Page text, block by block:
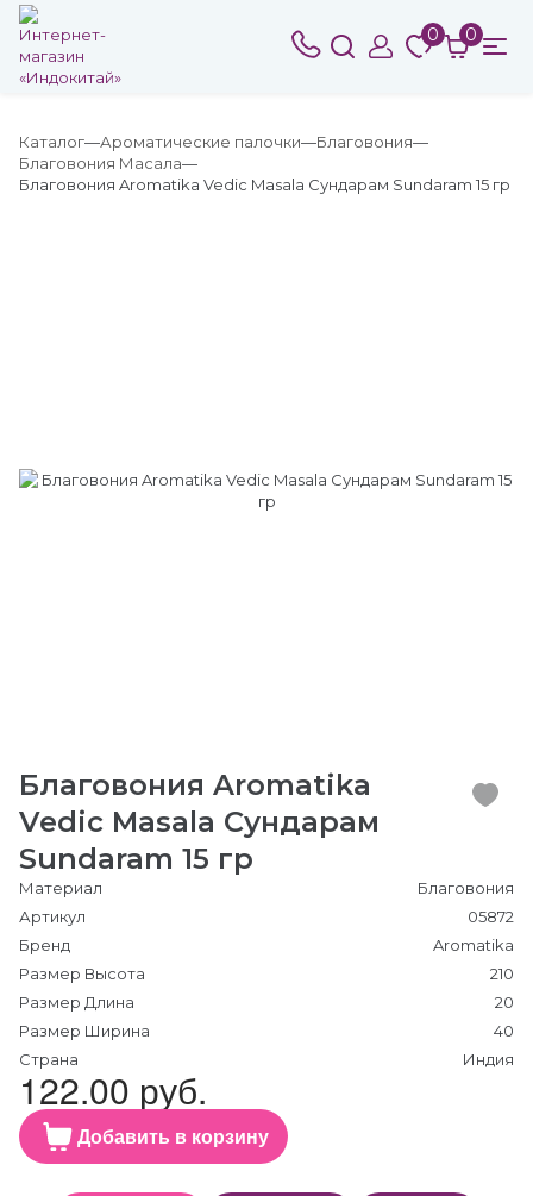
0 0
Каталог Ароматические палочки
Благовония
Благовония Масала
Благовония Aromatika Vedic Masala Сундарам Sundaram 15 гр
Благовония Aromatika
Vedic Masala Сундарам
Sundaram 15 гр
Материал
Благовония
Артикул
05872
Бренд
Aromatika
Размер Высота
210
Размер Длина
20
Размер Ширина
40
Страна
Индия
122.00 руб.
Добавить в корзину